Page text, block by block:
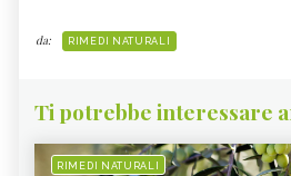
da: RIMEDI NATURALI
Ti potrebbe interessare
RIMEDI NATURALI